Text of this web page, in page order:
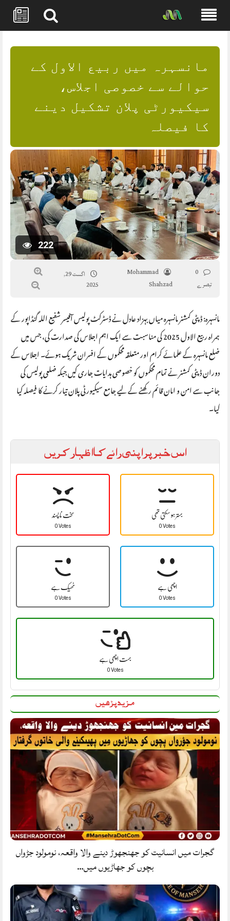
content
مانسہرہ میں ربیع الاول کے
حوالے سے خصوصی اجلاس،
سیکیورٹی پلان تشکیل دینے
کا فیصلہ
222
0
تبصرے
Mohammad
Shahzad
اگست 29,
2025
مانسہرہ: ڈپٹی کمشنر مانسہرہ میاں بہزاد عادل نے ڈسٹرکٹ پولیس آفیسر شفیع اللہ گنڈاپور کے
ہمراہ ربیع الاول 2025 کی مناسبت سے ایک اہم اجلاس کی صدارت کی، جس میں
ضلع مانسہرہ کے علمائے کرام اور متعلقہ محکموں کے افسران شریک ہوئے۔ اجلاس کے
دوران ڈپٹی کمشنر نے تمام محکموں کو خصوصی ہدایات جاری کیں جبکہ ضلعی پولیس کی
جانب سے امن و امان قائم رکھنے کے لیے جامع سیکیورٹی پلان تیار کرنے کا فیصلہ کیا
گیا۔
اس خبر پر اپنی رائے کا اظہار کریں
سخت نا پسند
0 Votes
بہتر ہو سکتی تھی
0 Votes
ٹھیک ہے
0 Votes
اچھی ہے
0 Votes
بہت اچھی ہے
0 Votes
مزید پڑھیں
گجرات میں انسانیت کو جھنجھوڑ دینے والا واقعہ، نومولود جڑواں
بچوں کو جھاڑیوں میں…